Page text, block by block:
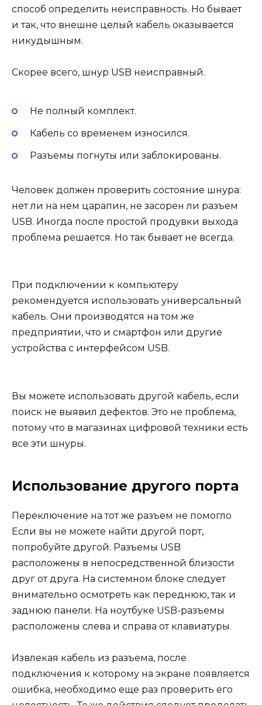
способ определить неисправность. Но бывает
и так, что внешне целый кабель оказывается
никудышным.
Скорее всего, шнур USB неисправный.
Не полный комплект.
Кабель со временем износился.
Разъемы погнуты или заблокированы.
Человек должен проверить состояние шнура:
нет ли на нем царапин, не засорен ли разъем
USB. Иногда после простой продувки выхода
проблема решается. Но так бывает не всегда.
При подключении к компьютеру
рекомендуется использовать универсальный
кабель. Они производятся на том же
предприятии, что и смартфон или другие
устройства с интерфейсом USB.
Вы можете использовать другой кабель, если
поиск не выявил дефектов. Это не проблема,
потому что в магазинах цифровой техники есть
все эти шнуры.
Использование другого порта
Переключение на тот же разъем не помогло
Если вы не можете найти другой порт,
попробуйте другой. Разъемы USB
расположены в непосредственной близости
друг от друга. На системном блоке следует
внимательно осмотреть как переднюю, так и
заднюю панели. На ноутбуке USB-разъемы
расположены слева и справа от клавиатуры.
Извлекая кабель из разъема, после
подключения к которому на экране появляется
ошибка, необходимо еще раз проверить его